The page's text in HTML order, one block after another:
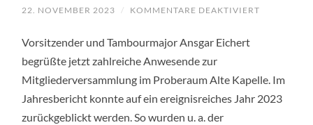
22. NOVEMBER 2023 / KOMMENTARE DEAKTIVIERT
Vorsitzender und Tambourmajor Ansgar Eichert
begrüßte jetzt zahlreiche Anwesende zur
Mitgliederversammlung im Proberaum Alte Kapelle. Im
Jahresbericht konnte auf ein ereignisreiches Jahr 2023
zurückgeblickt werden. So wurden u. a. der